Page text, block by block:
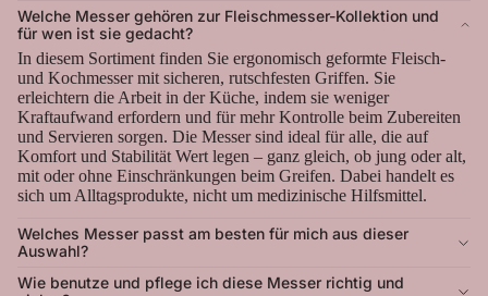
Welche Messer gehören zur Fleischmesser-Kollektion und
für wen ist sie gedacht?
In diesem Sortiment finden Sie ergonomisch geformte Fleisch-
und Kochmesser mit sicheren, rutschfesten Griffen. Sie
erleichtern die Arbeit in der Küche, indem sie weniger
Kraftaufwand erfordern und für mehr Kontrolle beim Zubereiten
und Servieren sorgen. Die Messer sind ideal für alle, die auf
Komfort und Stabilität Wert legen – ganz gleich, ob jung oder alt,
mit oder ohne Einschränkungen beim Greifen. Dabei handelt es
sich um Alltagsprodukte, nicht um medizinische Hilfsmittel.
Welches Messer passt am besten für mich aus dieser
Auswahl?
Wie benutze und pflege ich diese Messer richtig und